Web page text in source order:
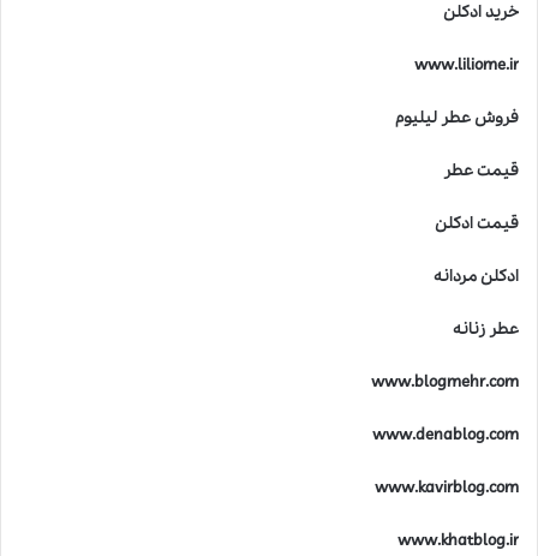
خرید ادکلن
www.liliome.ir
فروش عطر لیلیوم
قیمت عطر
قیمت ادکلن
ادکلن مردانه
عطر زنانه
www.blogmehr.com
www.denablog.com
www.kavirblog.com
www.khatblog.ir